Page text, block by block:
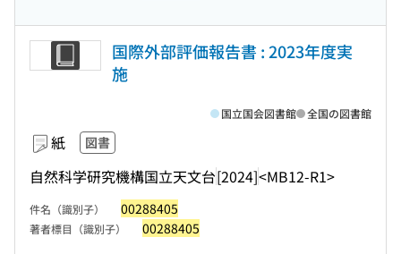
国際外部評価報告書 : 2023年度実
施
紙 図書
自然科学研究機構国立天文台[2024]<MB12-R1>
国立国会図書館 全国の図書館
件名（識別子） 00288405
著者標目（識別子） 00288405